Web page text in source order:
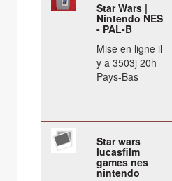
Star Wars |
Nintendo NES
- PAL-B
Mise en ligne il
y a 3503j 20h
Pays-Bas
Star wars
lucasfilm
games nes
nintendo